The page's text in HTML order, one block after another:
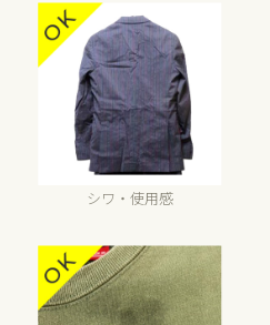
シワ・使用感